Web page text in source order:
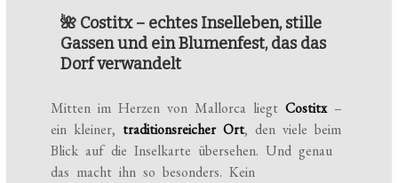
🌺 Costitx – echtes Inselleben, stille
Gassen und ein Blumenfest, das das
Dorf verwandelt
Mitten im Herzen von Mallorca liegtCostitx–
ein kleiner, traditionsreicher Ort, den viele beim
Blick auf die Inselkarte übersehen. Und genau
das macht ihn so besonders. Kein